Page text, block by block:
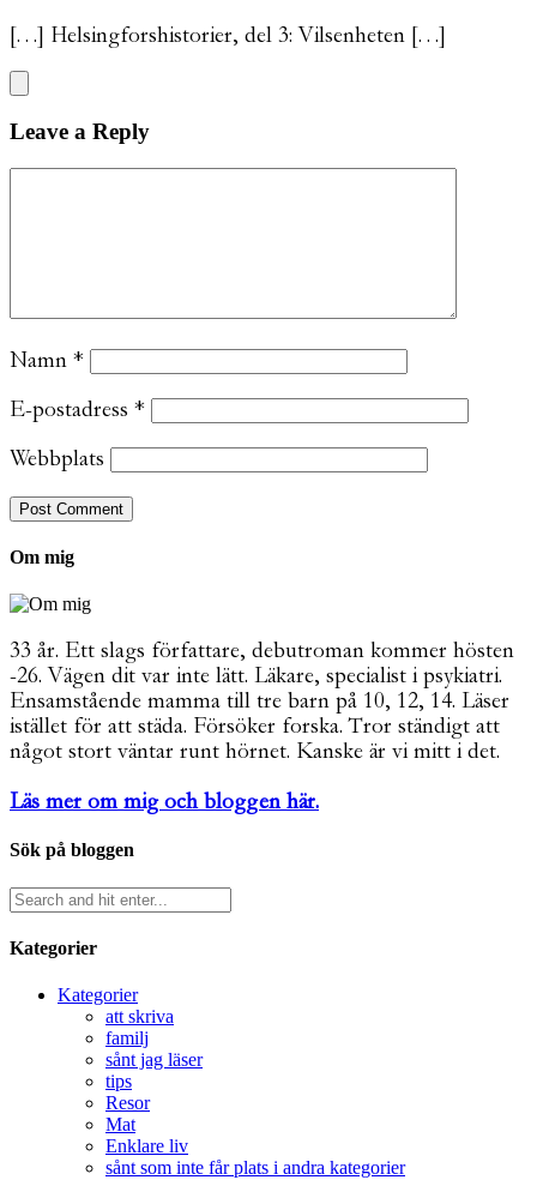
[…] Helsingforshistorier, del 3: Vilsenheten […]
Leave a Reply
Namn *
E-postadress *
Webbplats
Om mig
33 år. Ett slags författare, debutroman kommer hösten
-26. Vägen dit var inte lätt. Läkare, specialist i psykiatri.
Ensamstående mamma till tre barn på 10, 12, 14. Läser
istället för att städa. Försöker forska. Tror ständigt att
något stort väntar runt hörnet. Kanske är vi mitt i det.
Läs mer om mig och bloggen här.
Sök på bloggen
Kategorier
Kategorier
att skriva
familj
sånt jag läser
tips
Resor
Mat
Enklare liv
sånt som inte får plats i andra kategorier